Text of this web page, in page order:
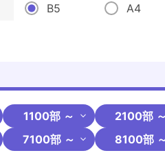
B5 A4
1100部 ～ 2100部 ～
7100部 ～ 8100部